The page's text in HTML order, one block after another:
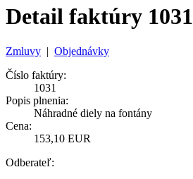
Detail faktúry 1031
Zmluvy | Objednávky
Číslo faktúry:
1031
Popis plnenia:
Náhradné diely na fontány
Cena:
153,10 EUR
Odberateľ: